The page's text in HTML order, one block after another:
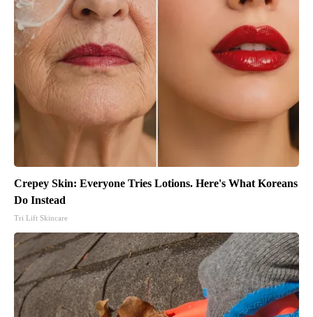
Crepey Skin: Everyone Tries Lotions. Here's What Koreans
Do Instead
Tri Lift Skincare